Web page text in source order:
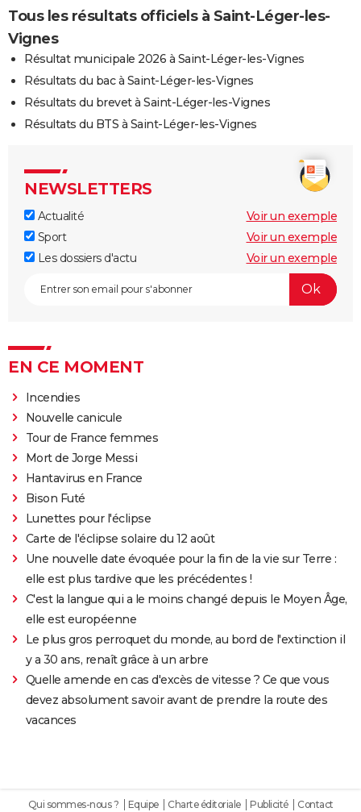
Tous les résultats officiels à Saint-Léger-les-
Vignes
Résultat municipale 2026 à Saint-Léger-les-Vignes
Résultats du bac à Saint-Léger-les-Vignes
Résultats du brevet à Saint-Léger-les-Vignes
Résultats du BTS à Saint-Léger-les-Vignes
NEWSLETTERS
Actualité
Voir un exemple
Sport
Voir un exemple
Les dossiers d'actu
Voir un exemple
EN CE MOMENT
Incendies
Nouvelle canicule
Tour de France femmes
Mort de Jorge Messi
Hantavirus en France
Bison Futé
Lunettes pour l'éclipse
Carte de l'éclipse solaire du 12 août
Une nouvelle date évoquée pour la fin de la vie sur Terre :
elle est plus tardive que les précédentes !
C'est la langue qui a le moins changé depuis le Moyen Âge,
elle est européenne
Le plus gros perroquet du monde, au bord de l'extinction il
y a 30 ans, renaît grâce à un arbre
Quelle amende en cas d'excès de vitesse ? Ce que vous
devez absolument savoir avant de prendre la route des
vacances
Qui sommes-nous ? Equipe Charte éditoriale Publicité Contact